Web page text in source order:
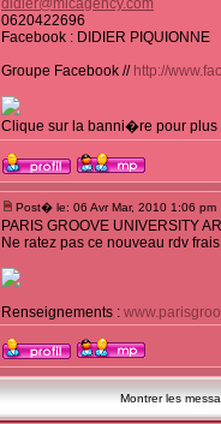
didier@micagency.com
0620422696
Facebook : DIDIER PIQUIONNE
Groupe Facebook // http://
Clique sur la banni�re pour plus
Post� le: 06 Avr Mar, 2010 1:06 pm
PARIS GROOVE UNIVERSITY
Ne ratez pas ce nouveau rdv
Renseignements :
Montrer les